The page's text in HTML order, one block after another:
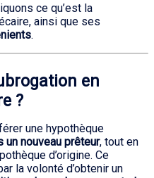
ce qu’est la
ainsi que ses
.
en
?
une hypothèque
un nouveau prêteur, tout en
d’origine. Ce
la volonté d’obtenir un